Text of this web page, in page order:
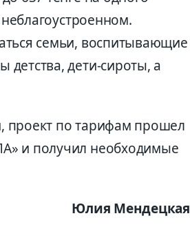
семьи, воспитывающие
дети-сироты, а
проект по тарифам прошел
и получил необходимые
Юлия Мендецкая